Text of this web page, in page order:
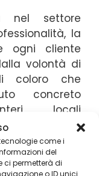
come i
del
ci permetterà di
o ID unici
nel settore
la
ogni cliente
volontà di
coloro che
concreto
locali
caotico di
materiali e
i clienti
trovano